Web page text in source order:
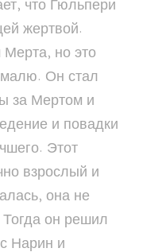
что Гюльпери
жертвой.
но это
Он стал
за Мертом и
и повадки
Этот
взрослый и
она не
он решил
Нарин и